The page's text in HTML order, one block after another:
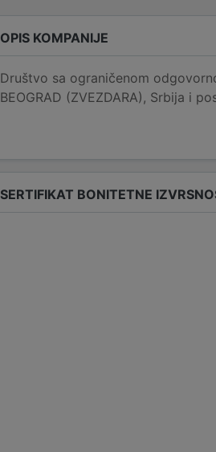
OPIS KOMPANIJE
Društvo sa ograničenom
BEOGRAD (ZVEZDARA), Srbija i
SERTIFIKAT BONITETNE